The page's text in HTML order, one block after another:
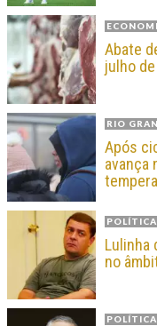
Abate
julho
RIO
Após
avança
POLÍTICA
Lulinha
no
POLÍTICA